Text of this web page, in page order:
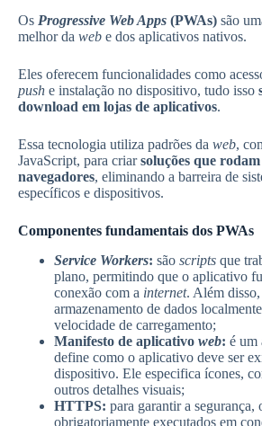
Os Progressive Web Apps (PWAs) são
melhor da web e dos aplicativos nativos.
Eles oferecem funcionalidades como
push e instalação no dispositivo, tudo isso
download em lojas de aplicativos.
Essa tecnologia utiliza padrões da web,
JavaScript, para criarsoluções que
navegadores, eliminando a barreira de
específicos e dispositivos.
Componentes fundamentais dos PWAs
Service Workers: são scripts que
plano, permitindo que o aplicativo
conexão com a internet. Além
armazenamento de dados
velocidade de carregamento;
Manifesto de aplicativo web: é um
define como o aplicativo deve ser
dispositivo. Ele especifica ícones,
outros detalhes visuais;
HTTPS: para garantir a segurança,
obrigatoriamente executados em